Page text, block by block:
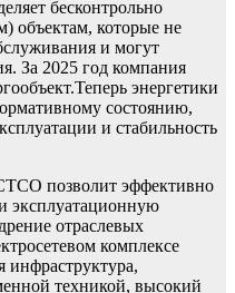
бесконтрольно
объектам, которые не
и могут
За 2025 год компания
энергетики
состоянию,
и стабильность
позволит эффективно
эксплуатационную
отраслевых
комплексе
инфраструктура,
техникой, высокий